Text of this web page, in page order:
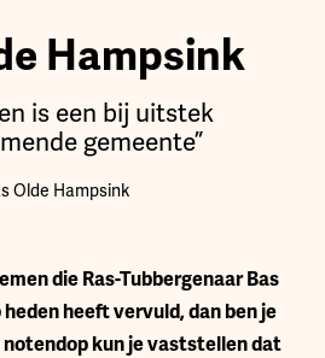
Hampsink
is een bij uitstek
gemeente”
Olde Hampsink
die Ras-Tubbergenaar Bas
heeft vervuld, dan ben je
notendop kun je vaststellen dat